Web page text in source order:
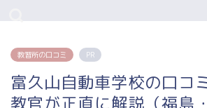
教習所の口コミ PR
富久山自動車学校の口コ
教官が正直に解説（福島